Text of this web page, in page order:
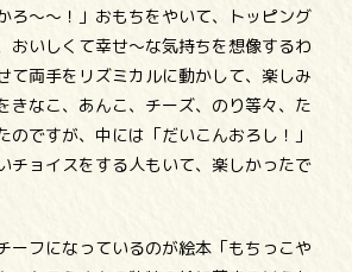
ろ～～！」おもちをやいて、トッピング
おいしくて幸せ～な気持ちを想像するわ
て両手をリズミカルに動かして、楽しみ
きなこ、あんこ、チーズ、のり等々、た
のですが、中には「だいこんおろし！」
チョイスをする人もいて、楽しかったで
ーフになっているのが絵本「もちっこや